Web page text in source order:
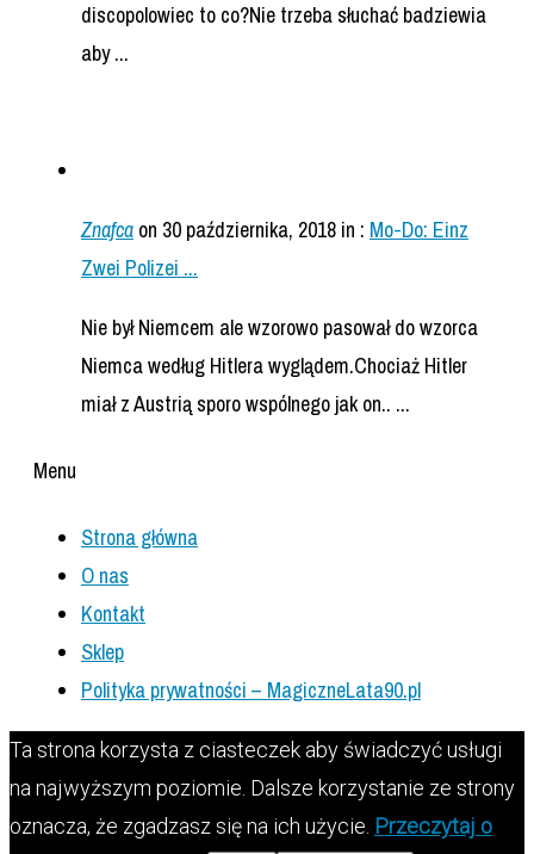
discopolowiec to co?Nie trzeba słuchać badziewia
aby ...
Znafca on 30 października, 2018 in : Mo-Do: Einz
Zwei Polizei ...
Nie był Niemcem ale wzorowo pasował do wzorca
Niemca według Hitlera wyglądem.Chociaż Hitler
miał z Austrią sporo wspólnego jak on.. ...
Menu
Strona główna
O nas
Kontakt
Sklep
Polityka prywatności – MagiczneLata90.pl
Ta strona korzysta z ciasteczek aby świadczyć usługi
na najwyższym poziomie. Dalsze korzystanie ze strony
oznacza, że zgadzasz się na ich użycie. Przeczytaj o